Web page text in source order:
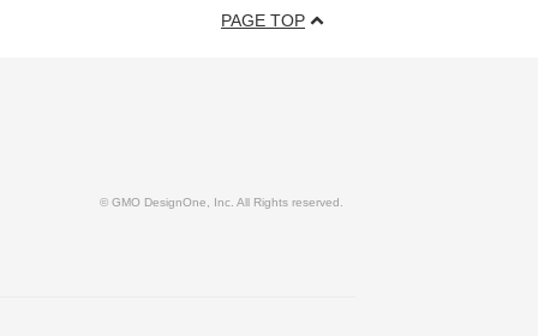
PAGE TOP
© GMO DesignOne, Inc. All Rights reserved.